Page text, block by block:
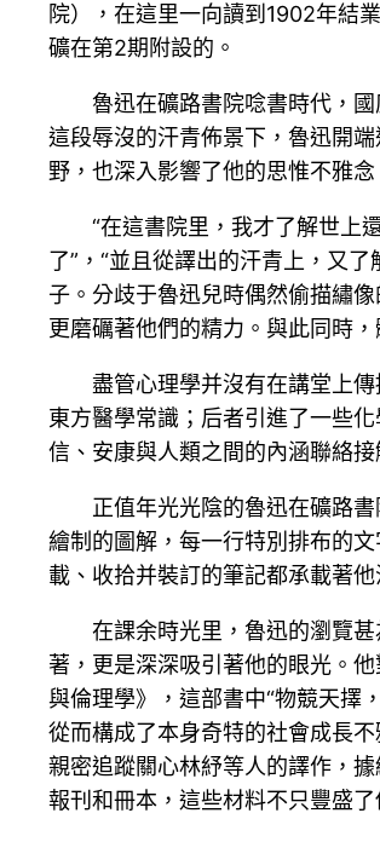
院），在這里一向讀到1902年結
礦在第2期附設的。
魯迅在礦路書院唸書時代，
這段辱沒的汗青佈景下，魯迅開
野，也深入影響了他的思惟不雅念
“在這書院里，我才了解世上
了”，“並且從譯出的汗青上，又
子。分歧于魯迅兒時偶然偷描繡
更磨礪著他們的精力。與此同時
盡管心理學并沒有在講堂上
東方醫學常識；后者引進了一些
信、安康與人類之間的內涵聯絡接
正值年光光陰的魯迅在礦路
繪制的圖解，每一行特別排布的
載、收拾并裝訂的筆記都承載著
在課余時光里，魯迅的瀏覽
著，更是深深吸引著他的眼光。
與倫理學》，這部書中“物競天擇
從而構成了本身奇特的社會成長
親密追蹤關心林紓等人的譯作，
報刊和冊本，這些材料不只豐盛